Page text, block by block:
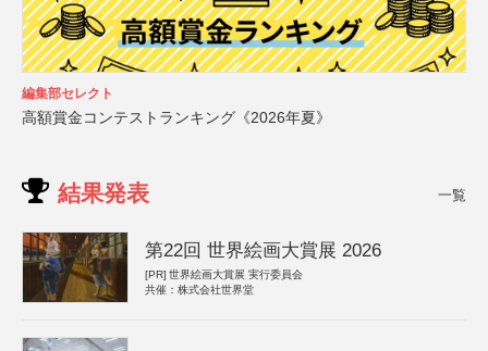
編集部セレクト
高額賞金コンテストランキング《2026年夏》
結果発表 一覧
第22回 世界絵画大賞展 2026
[PR] 世界絵画大賞展 実行委員会
共催：株式会社世界堂